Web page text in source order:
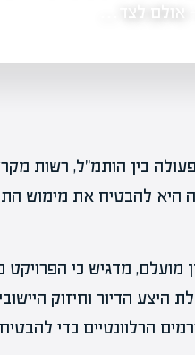
ערך הגישה את
בין הותמ"ל, רשות
להבטיח את מימוש
מועלם, מדגיש כי
הדיור וחיזוק
הרלוונטיים כדי להבטיח